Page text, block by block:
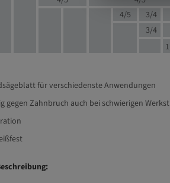
4/5 3/4
3/4
für verschiedenste Anwendungen
gegen Zahnbruch auch bei schwierigen